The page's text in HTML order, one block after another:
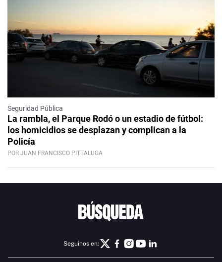
Seguridad Pública
La rambla, el Parque Rodó o un estadio de fútbol:
los homicidios se desplazan y complican a la
Policía
POR JUAN FRANCISCO PITTALUGA
Seguinos en: